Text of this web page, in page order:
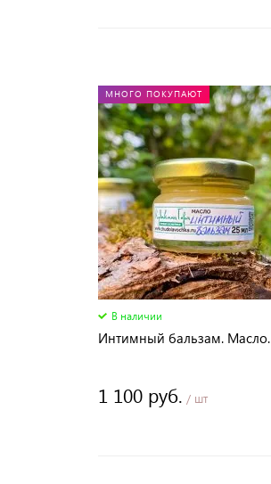
МНОГО ПОКУПАЮТ
В наличии
Интимный бальзам. Масло.
1 100 руб. / шт